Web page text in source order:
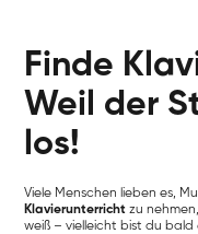
Finde
Weil der
los!
Viele Menschen lieben es,
Klavierunterricht zu
weiß – vielleicht bist du